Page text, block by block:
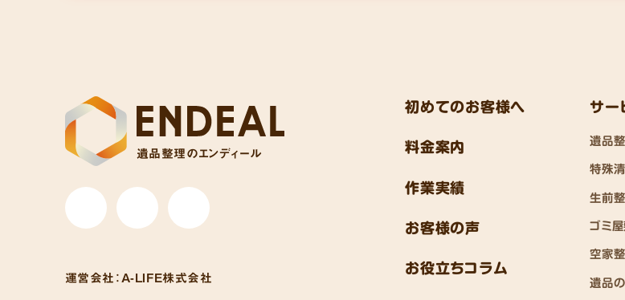
遺品整理のエンディール
初めてのお客様へ
料金案内
作業実績
お客様の声
お役立ちコラム
サー
遺品
特殊
生前
ゴミ
空家
遺品
運営会社： A-LIFE株式会社